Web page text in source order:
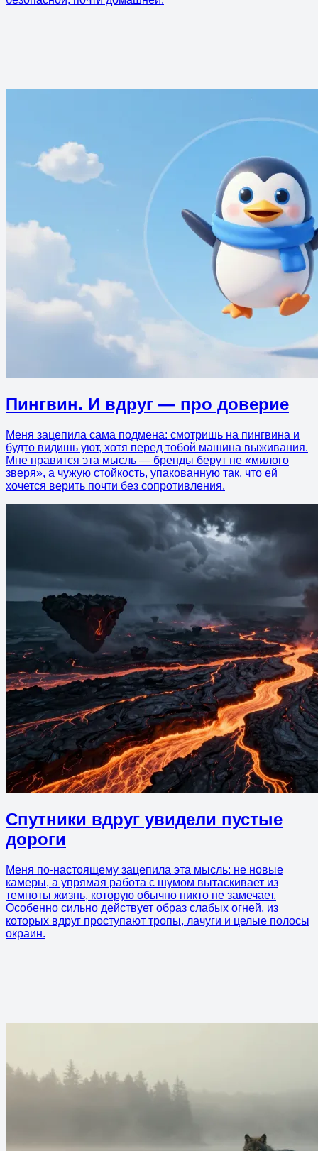
Пингвин. И вдруг — про доверие
Меня зацепила сама подмена: смотришь на пингвина и
будто видишь уют, хотя перед тобой машина выживания.
Мне нравится эта мысль — бренды берут не «милого
зверя», а чужую стойкость, упакованную так, что ей
хочется верить почти без сопротивления.
Спутники вдруг увидели пустые
дороги
Меня по-настоящему зацепила эта мысль: не новые
камеры, а упрямая работа с шумом вытаскивает из
темноты жизнь, которую обычно никто не замечает.
Особенно сильно действует образ слабых огней, из
которых вдруг проступают тропы, лачуги и целые полосы
окраин.